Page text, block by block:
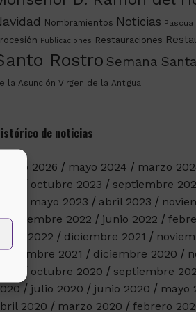
Nombramientos Noticias Pascua
Publicaciones Restauraciones
Rostro Semana Santa
la Asunción Virgen de la Antigua
de noticias
marzo 2026 mayo 2024 marzo
octubre 2023 septiembre
mayo 2023 abril 2023
septiembre 2022
junio 2022
enero 2022
diciembre 2021
2021
diciembre 2020
octubre 2020 septiembre
julio 2020 junio 2020
mayo
2020
marzo 2020 febrero